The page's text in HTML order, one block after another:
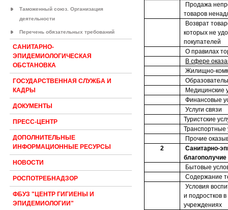
Таможенный союз. Организация
деятельности
Перечень обязательных требований
САНИТАРНО-
ЭПИДЕМИОЛОГИЧЕСКАЯ
ОБСТАНОВКА
ГОСУДАРСТВЕННАЯ СЛУЖБА И
КАДРЫ
ДОКУМЕНТЫ
ПРЕСС-ЦЕНТР
ДОПОЛНИТЕЛЬНЫЕ
ИНФОРМАЦИОННЫЕ РЕСУРСЫ
НОВОСТИ
РОСПОТРЕБНАДЗОР
ФБУЗ "ЦЕНТР ГИГИЕНЫ И
ЭПИДЕМИОЛОГИИ"
Продажа
товаров
Возврат
которых не
покупателей
О правилах
В сфере
Жилищно-
Медицинские
Финансовые
Услуги связи
Туристские
Транспортные
Прочие
2
Санитарно-
Бытовые
Содержание
Условия
и подростков
учреждениях